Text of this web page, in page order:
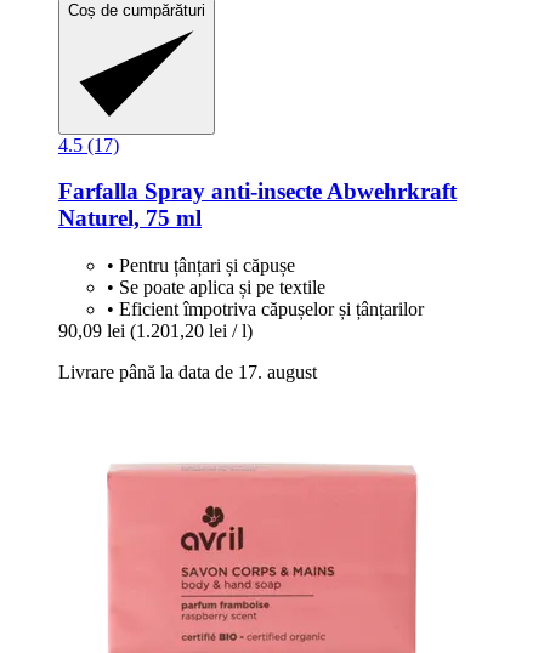
Coș de cumpărături
4.5 (17)
Farfalla Spray anti-​insecte Abwehrkraft
Naturel, 75 ml
• Pentru țânțari și căpușe
• Se poate aplica și pe textile
• Eficient împotriva căpușelor și țânțarilor
90,09 lei (1.201,20 lei / l)
Livrare până la data de 17. august